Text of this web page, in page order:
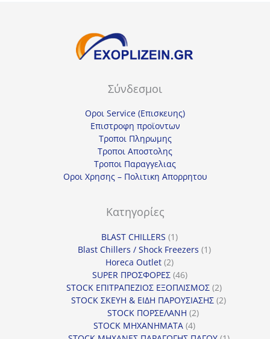
Σύνδεσμοι
Οροι Service (Επισκευης)
Επιστροφη προϊοντων
Τροποι Πληρωμης
Τροποι Αποστολης
Τροποι Παραγγελιας
Οροι Χρησης – Πολιτικη Απορρητου
Κατηγορίες
BLAST CHILLERS 11
προϊόν
Blast Chillers / Shock Freezers 11
Horeca Outlet 22
προϊόντα
SUPER ΠΡΟΣΦΟΡΕΣ 4646
προϊόντα
STOCK ΕΠΙΤΡΑΠΕΖΙΟΣ ΕΞΟΠΛΙΣΜΟΣ 22
προϊόντα
STOCK ΣΚΕΥΗ & ΕΙΔΗ ΠΑΡΟΥΣΙΑΣΗΣ 22
STOCK ΠΟΡΣΕΛΑΝΗ 22
STOCK ΜΗΧΑΝΗΜΑΤΑ 44